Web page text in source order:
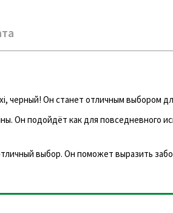
черный! Он станет отличным выбором
Он подойдёт как для повседневного
выбор. Он поможет выразить